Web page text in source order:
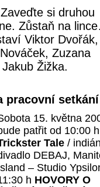
si druhou
Zůstaň na
Viktor Dvořák,
Zuzana
Žižka.
pracovní setkání
15. května
patřit od 10:00
Tale /
DEBAJ,
– Studio
h HOVORY O